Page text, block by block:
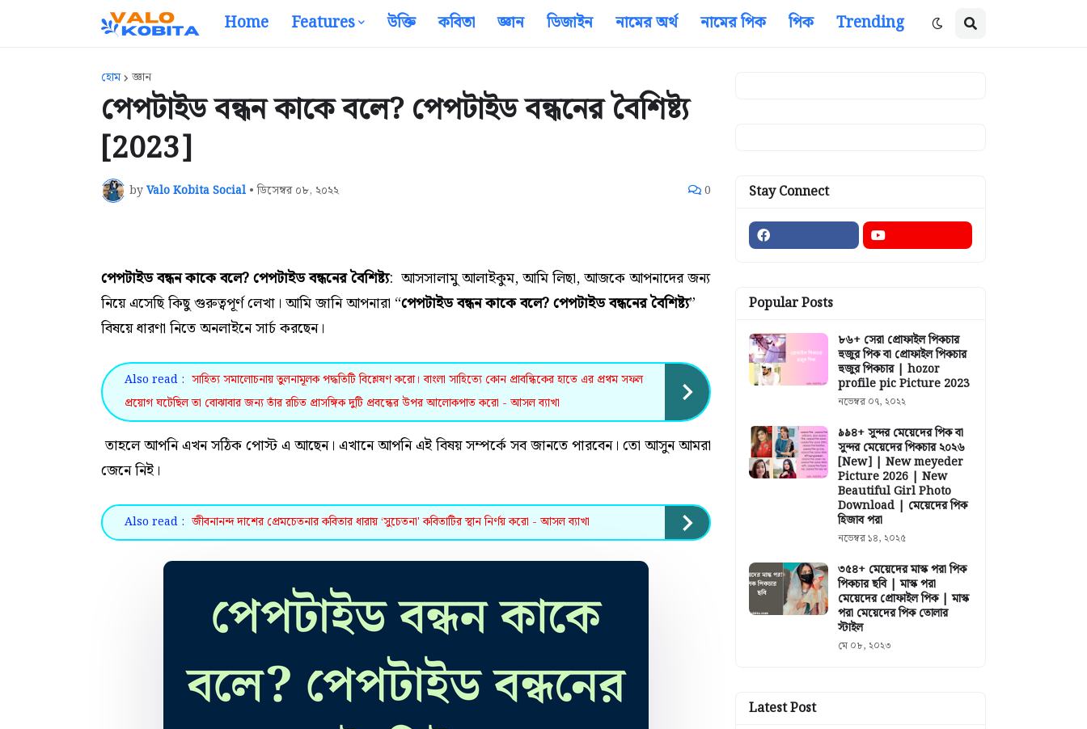
Home Features উক্তি কবিতা জ্ঞান ডিজাইন নামের অর্থ নামের পিক পিক Trending
হোম জ্ঞান
পেপটাইড বন্ধন কাকে বলে? পেপটাইড বন্ধনের বৈশিষ্ট্য
[2023]
byValo Kobita Social • ডিসেম্বর ০৮, ২০২২ 0
পেপটাইড বন্ধন কাকে বলে? পেপটাইড বন্ধনের বৈশিষ্ট্য: আসসালামু আলাইকুম,আমি লিছা, আজকে আপনাদের জন্য
নিয়ে এসেছি কিছু গুরুত্বপূর্ণ লেখা। আমি জানি আপনারা “পেপটাইড বন্ধন কাকে বলে? পেপটাইড বন্ধনের বৈশিষ্ট্য”
বিষয়ে ধারণা নিতে অনলাইনে সার্চ করছেন।
Also read : সাহিত্য সমালোচনায় তুলনামূলক পদ্ধতিটি বিশ্লেষণ করো। বাংলা সাহিত্যে কোন প্রাবন্ধিকের হাতে এর প্রথম সফল
প্রয়োগ ঘটেছিল তা বোঝাবার জন্য তাঁর রচিত প্রাসঙ্গিক দুটি প্রবন্ধের উপর আলোকপাত করো - আসল ব্যাখা
তাহলে আপনি এখন সঠিক পোস্ট এ আছেন। এখানে আপনি এই বিষয় সম্পর্কে সব জানতে পারবেন। তো আসুন আমরা
জেনে নিই।
Also read : জীবনানন্দ দাশের প্রেমচেতনার কবিতার ধারায় ‘সুচেতনা' কবিতাটির স্থান নির্ণয় করো - আসল ব্যাখা
Stay Connect
Popular Posts
৮৬+ সেরা প্রোফাইল পিকচার
হুজুর পিক বা প্রোফাইল পিকচার
হুজুর পিকচার | hozor
profile pic Picture 2023
নভেম্বর ০৭, ২০২২
৯৯৪+ সুন্দর মেয়েদের পিক বা
সুন্দর মেয়েদের পিকচার ২০২৬
[New] | New meyeder
Picture 2026 | New
Beautiful Girl Photo
Download | মেয়েদের পিক
হিজাব পরা
নভেম্বর ১৪, ২০২৫
৩৫৪+ মেয়েদের মাস্ক পরা পিক
পিকচার ছবি | মাস্ক পরা
মেয়েদের প্রোফাইল পিক | মাস্ক
পরা মেয়েদের পিক তোলার
স্টাইল
মে ০৮, ২০২৩
Latest Post